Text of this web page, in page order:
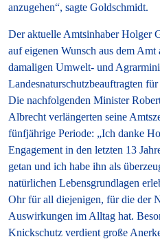
anzugehen“, sagte Goldschmidt.
Der aktuelle Amtsinhaber Holger
auf eigenen Wunsch aus dem
damaligen Umwelt- und
Landesnaturschutzbeauftragten
Die nachfolgenden Minister
Albrecht verlängerten seine
fünfjährige Periode: „Ich danke
Engagement in den letzten 13
getan und ich habe ihn als
natürlichen Lebensgrundlagen
Ohr für all diejenigen, für die der
Auswirkungen im Alltag hat.
Knickschutz verdient große